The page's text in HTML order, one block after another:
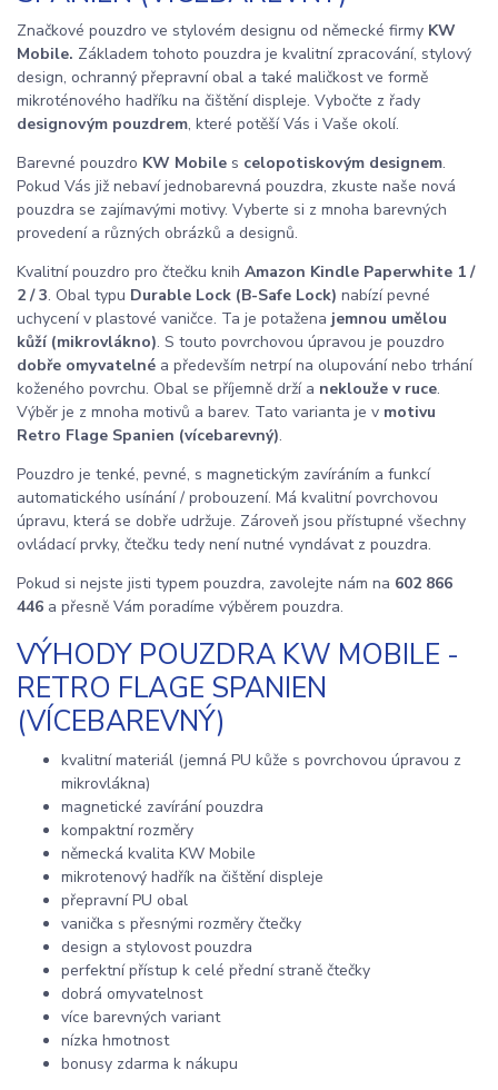
Značkové pouzdro ve stylovém designu od německé firmy KW
Mobile. Základem tohoto pouzdra je kvalitní zpracování, stylový
design, ochranný přepravní obal a také maličkost ve formě
mikroténového hadříku na čištění displeje. Vybočte z řady
designovým pouzdrem, které potěší Vás i Vaše okolí.
Barevné pouzdro KW Mobile s celopotiskovým designem.
Pokud Vás již nebaví jednobarevná pouzdra, zkuste naše nová
pouzdra se zajímavými motivy. Vyberte si z mnoha barevných
provedení a různých obrázků a designů.
Kvalitní pouzdro pro čtečku knih Amazon Kindle Paperwhite 1 /
2 / 3. Obal typu Durable Lock (B-Safe Lock) nabízí pevné
uchycení v plastové vaničce. Ta je potažena jemnou umělou
kůží (mikrovlákno). S touto povrchovou úpravou je pouzdro
dobře omyvatelné a především netrpí na olupování nebo trhání
koženého povrchu. Obal se příjemně drží a neklouže v ruce.
Výběr je z mnoha motivů a barev. Tato varianta je v motivu
Retro Flage Spanien (vícebarevný).
Pouzdro je tenké, pevné, s magnetickým zavíráním a funkcí
automatického usínání / probouzení. Má kvalitní povrchovou
úpravu, která se dobře udržuje. Zároveň jsou přístupné všechny
ovládací prvky, čtečku tedy není nutné vyndávat z pouzdra.
Pokud si nejste jisti typem pouzdra, zavolejte nám na 602 866
446 a přesně Vám poradíme výběrem pouzdra.
VÝHODY POUZDRA KW MOBILE -
RETRO FLAGE SPANIEN
(VÍCEBAREVNÝ)
kvalitní materiál (jemná PU kůže s povrchovou úpravou z
mikrovlákna)
magnetické zavírání pouzdra
kompaktní rozměry
německá kvalita KW Mobile
mikrotenový hadřík na čištění displeje
přepravní PU obal
vanička s přesnými rozměry čtečky
design a stylovost pouzdra
perfektní přístup k celé přední straně čtečky
dobrá omyvatelnost
více barevných variant
nízka hmotnost
bonusy zdarma k nákupu